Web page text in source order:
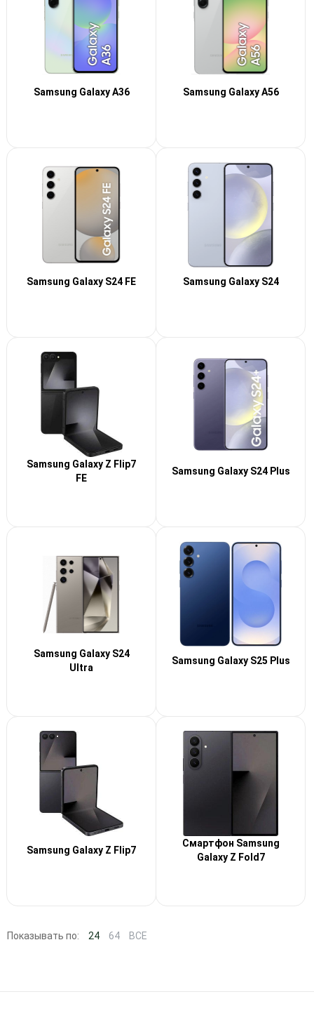
Samsung Galaxy A36 Samsung Galaxy A56
Samsung Galaxy S24 FE Samsung Galaxy S24
Samsung Galaxy Z Flip7
FE
Samsung Galaxy S24 Plus
Samsung Galaxy S24
Ultra
Samsung Galaxy S25 Plus
Samsung Galaxy Z Flip7
Смартфон Samsung
Galaxy Z Fold7
Показывать по: 24 64 ВСЕ